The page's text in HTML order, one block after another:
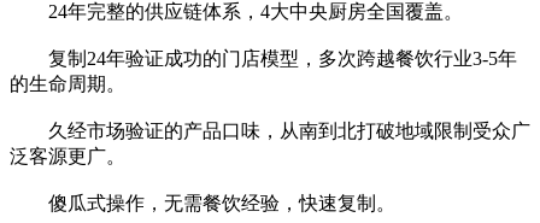
24年完整的供应链体系，4大中央厨房全国覆盖。
复制24年验证成功的门店模型，多次跨越餐饮行业3-5年
的生命周期。
久经市场验证的产品口味，从南到北打破地域限制受众广
泛客源更广。
傻瓜式操作，无需餐饮经验，快速复制。